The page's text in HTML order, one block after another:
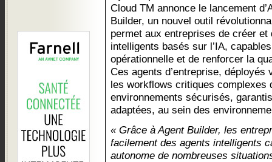
Cloud TM annonce le lancement
Builder, un nouvel outil
permet aux entreprises de créer et
intelligents basés sur l’IA,
opérationnelle et de renforcer la
Ces agents d’entreprise, déployés
les workflows critiques complexes
environnements sécurisés,
adaptées, au sein des
« Grâce à Agent Builder, les
facilement des agents intelligents
autonome de nombreuses